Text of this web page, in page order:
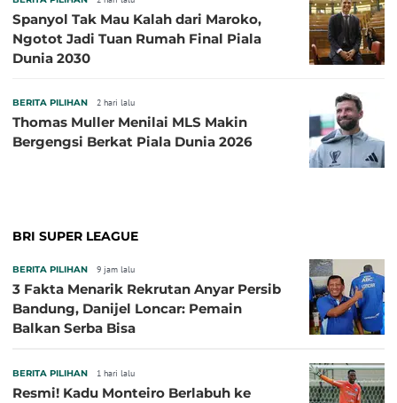
Spanyol Tak Mau Kalah dari Maroko,
Ngotot Jadi Tuan Rumah Final Piala
Dunia 2030
BERITA PILIHAN 2 hari lalu
Thomas Muller Menilai MLS Makin
Bergengsi Berkat Piala Dunia 2026
BRI SUPER LEAGUE
BERITA PILIHAN 9 jam lalu
3 Fakta Menarik Rekrutan Anyar Persib
Bandung, Danijel Loncar: Pemain
Balkan Serba Bisa
BERITA PILIHAN 1 hari lalu
Resmi! Kadu Monteiro Berlabuh ke